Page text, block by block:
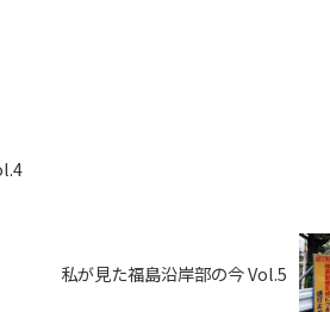
私が見た福島沿岸部の今 Vol.5